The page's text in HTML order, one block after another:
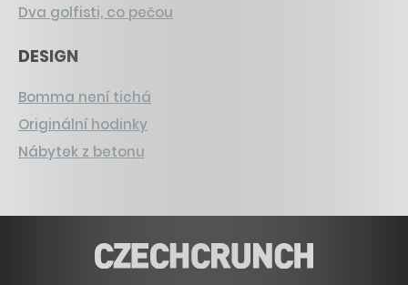
Dva golfisti, co pečou
DESIGN
Bomma není tichá
Originální hodinky
Nábytek z betonu